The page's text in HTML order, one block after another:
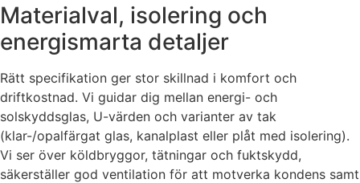
Materialval, isolering och
energismarta detaljer
Rätt specifikation ger stor skillnad i komfort och
driftkostnad. Vi guidar dig mellan energi- och
solskyddsglas, U-värden och varianter av tak
(klar-/opalfärgat glas, kanalplast eller plåt med isolering).
Vi ser över köldbryggor, tätningar och fuktskydd,
säkerställer god ventilation för att motverka kondens samt